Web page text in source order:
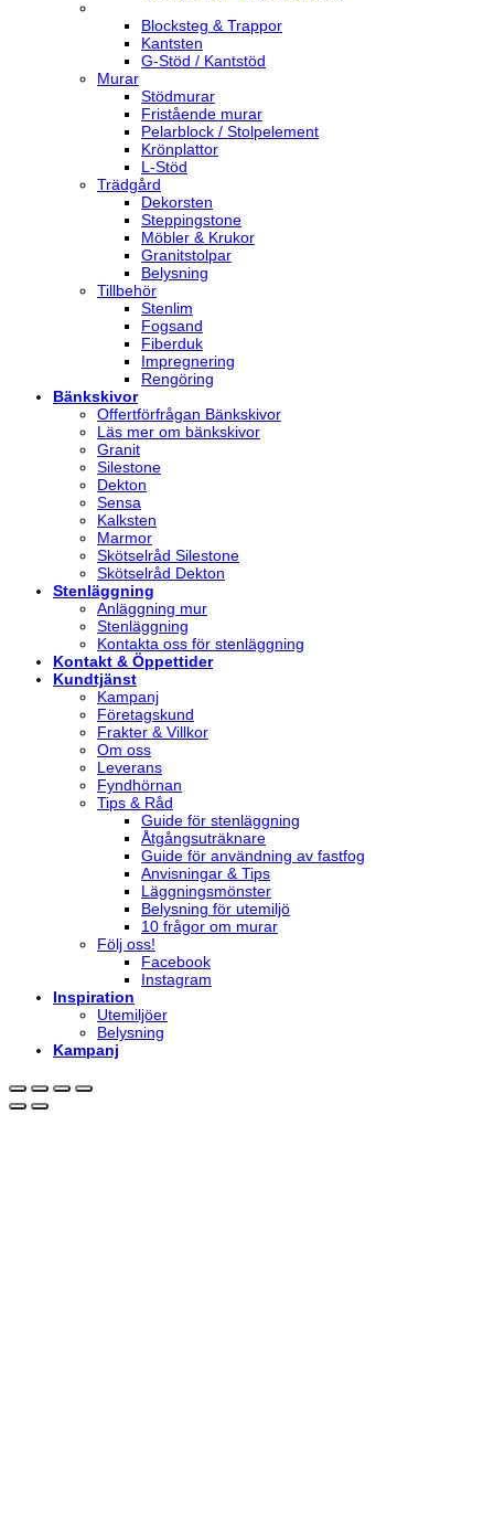
Blocksteg & Trappor
Kantsten
G-Stöd / Kantstöd
Murar
Stödmurar
Fristående murar
Pelarblock / Stolpelement
Krönplattor
L-Stöd
Trädgård
Dekorsten
Steppingstone
Möbler & Krukor
Granitstolpar
Belysning
Tillbehör
Stenlim
Fogsand
Fiberduk
Impregnering
Rengöring
Bänkskivor
Offertförfrågan Bänkskivor
Läs mer om bänkskivor
Granit
Silestone
Dekton
Sensa
Kalksten
Marmor
Skötselråd Silestone
Skötselråd Dekton
Stenläggning
Anläggning mur
Stenläggning
Kontakta oss för stenläggning
Kontakt & Öppettider
Kundtjänst
Kampanj
Företagskund
Frakter & Villkor
Om oss
Leverans
Fyndhörnan
Tips & Råd
Guide för stenläggning
Åtgångsuträknare
Guide för användning av fastfog
Anvisningar & Tips
Läggningsmönster
Belysning för utemiljö
10 frågor om murar
Följ oss!
Facebook
Instagram
Inspiration
Utemiljöer
Belysning
Kampanj